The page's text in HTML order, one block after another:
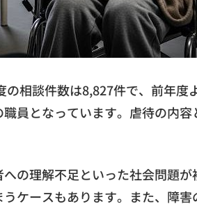
相談件数は8,827件で、前年度
員となっています。虐待の内
の理解不足といった社会問題
ケースもあります。また、障